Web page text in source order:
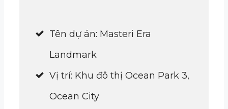
Tên dự án: Masteri Era
Landmark
Vị trí: Khu đô thị Ocean Park 3,
Ocean City